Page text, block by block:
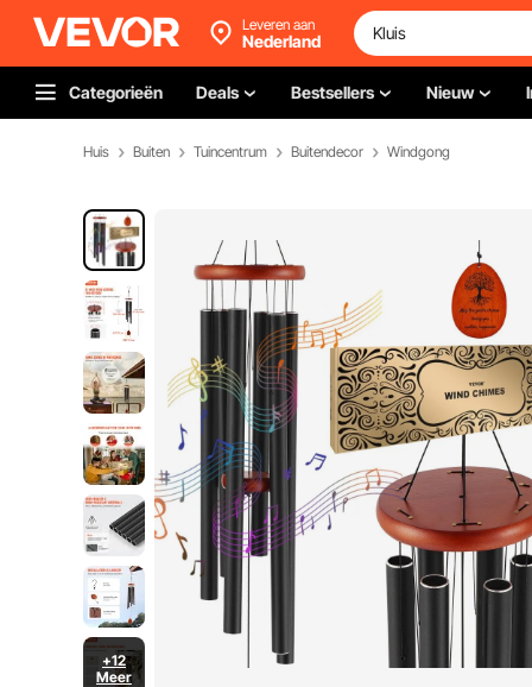
Leveren aan
Nederland
Categorieën Deals Bestsellers Nieuw
Huis Buiten Tuincentrum Buitendecor Windgong
+12
Meer